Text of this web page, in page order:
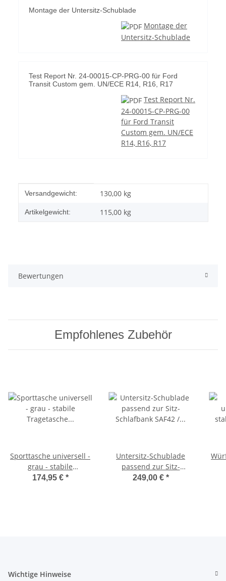
Montage der Untersitz-Schublade
Montage der
Untersitz-Schublade
Test Report Nr. 24-00015-CP-PRG-00 für Ford
Transit Custom gem. UN/ECE R14, R16, R17
Test Report Nr.
24-00015-CP-PRG-00
für Ford Transit
Custom gem. UN/ECE
R14, R16, R17
Produkteigenschaft
Wert
Versandgewicht: 130,00 kg
Artikelgewicht: 115,00 kg
Bewertungen
Empfohlenes Zubehör
Sporttasche universell -
grau - stabile
Tragetasche für
174,95 € *
Untersitz-Schublade
passend zur Sitz-
Schlafbank SAF42 /
249,00 € *
Wichtige Hinweise